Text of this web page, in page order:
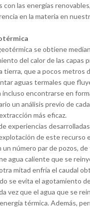
con las energías
en la materia en
se obtiene
del calor de las capas
tierra, que a pocos metros
aguas termales que
encontrarse en
un análisis previo de
más eficaz.
experiencias
de este recurso
un número par de pozos, de
agua caliente que se
mitad enfría el caudal
se evita el agotamiento
vez que el agua que se
térmica. Además,